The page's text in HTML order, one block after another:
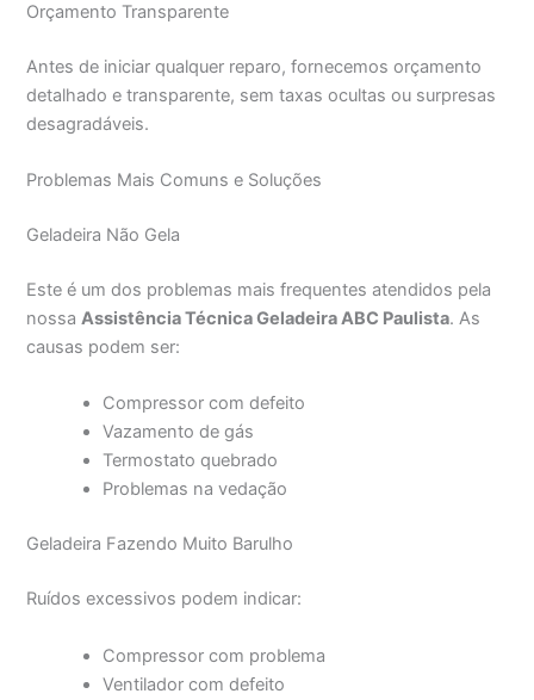
Orçamento Transparente
Antes de iniciar qualquer reparo, fornecemos orçamento
detalhado e transparente, sem taxas ocultas ou surpresas
desagradáveis.
Problemas Mais Comuns e Soluções
Geladeira Não Gela
Este é um dos problemas mais frequentes atendidos pela
nossaAssistência Técnica Geladeira ABC Paulista. As
causas podem ser:
Compressor com defeito
Vazamento de gás
Termostato quebrado
Problemas na vedação
Geladeira Fazendo Muito Barulho
Ruídos excessivos podem indicar:
Compressor com problema
Ventilador com defeito